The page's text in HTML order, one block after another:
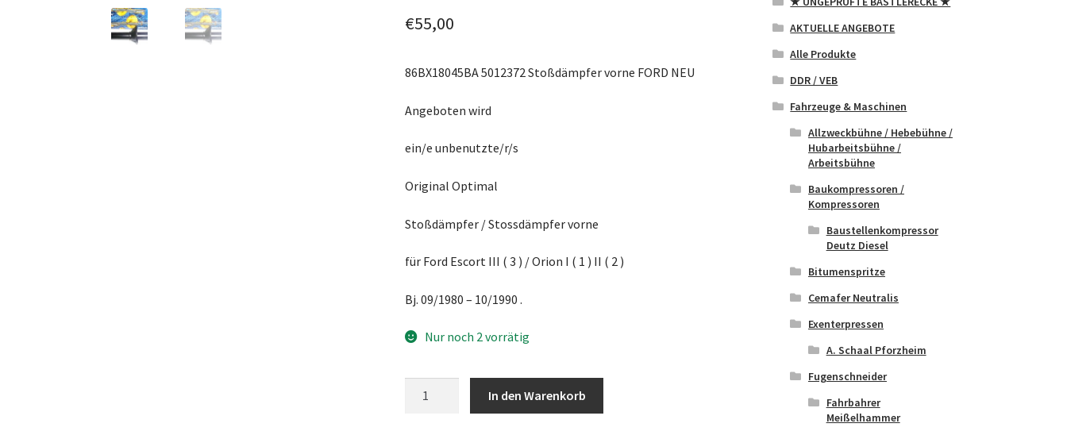
€55,00
86BX18045BA 5012372 Stoßdämpfer vorne FORD NEU
Angeboten wird
ein/e unbenutzte/r/s
Original Optimal
Stoßdämpfer / Stossdämpfer vorne
für Ford Escort III ( 3 ) / Orion I ( 1 ) II ( 2 )
Bj. 09/1980 – 10/1990 .
Nur noch 2 vorrätig
In den Warenkorb
AKTUELLE ANGEBOTE
Alle Produkte
DDR / VEB
Fahrzeuge & Maschinen
Allzweckbühne / Hebebühne /
Hubarbeitsbühne /
Arbeitsbühne
Baukompressoren /
Kompressoren
Baustellenkompressor
Deutz Diesel
Bitumenspritze
Cemafer Neutralis
Exenterpressen
A. Schaal Pforzheim
Fugenschneider
Fahrbahrer
Meißelhammer